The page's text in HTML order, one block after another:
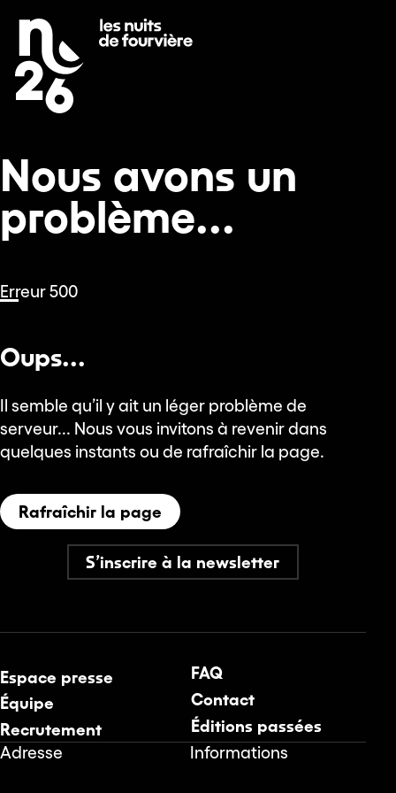
Se rendre au
Contenu principal
Pied de page
Nous avons un
problème...
Erreur 500
Oups...
Il semble qu’il y ait un léger problème de
serveur... Nous vous invitons à revenir dans
quelques instants ou de rafraîchir la page.
Rafraîchir la page
S’inscrire à la newsletter
Espace presse
Équipe
Recrutement
FAQ
Contact
Éditions passées
Adresse Informations